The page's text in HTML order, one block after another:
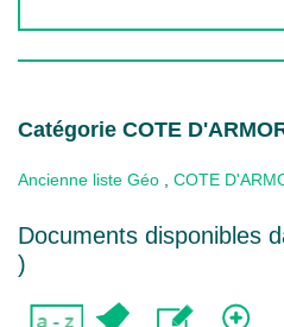
Catégorie COTE
Ancienne liste Géo COTE
Documents disponibles
)